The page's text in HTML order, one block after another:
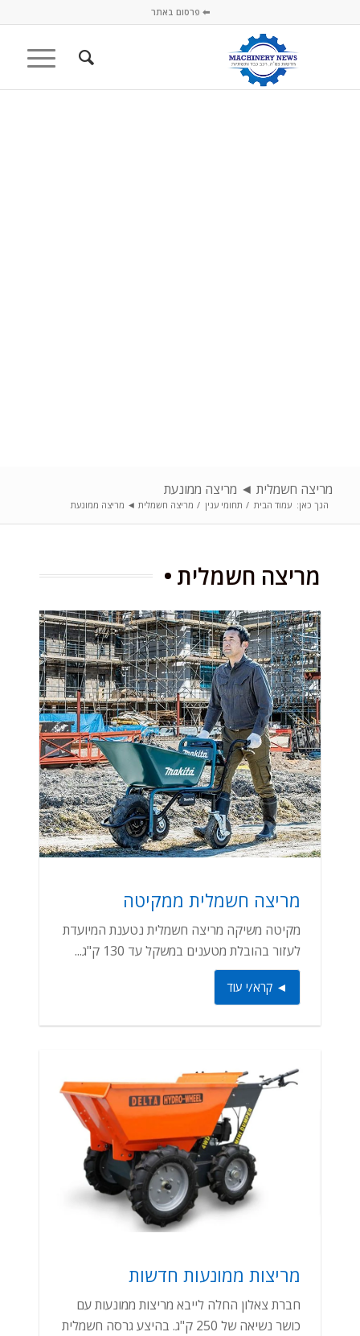
⬅ פרסום באתר
מריצה חשמלית ◄ מריצה ממונעת
הנך כאן: עמוד הבית / תחומי ענין / מריצה חשמלית ◄ מריצה ממונעת
מריצה חשמלית
מריצה חשמלית ממקיטה
מקיטה משיקה מריצה חשמלית נטענת המיועדת
לעזור בהובלת מטענים במשקל עד 130 ק"ג...
◄ קרא/י עוד
מריצות ממונעות חדשות
חברת צאלון החלה לייבא מריצות ממונעות עם
כושר נשיאה של 250 ק"ג. בהיצע גרסה חשמלית